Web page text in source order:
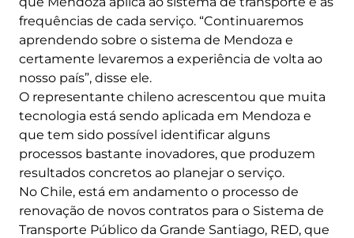
frequências de cada serviço. “Continuaremos
aprendendo sobre o sistema de Mendoza e
certamente levaremos a experiência de volta ao
nosso país”, disse ele.
O representante chileno acrescentou que muita
tecnologia está sendo aplicada em Mendoza e
que tem sido possível identificar alguns
processos bastante inovadores, que produzem
resultados concretos ao planejar o serviço.
No Chile, está em andamento o processo de
renovação de novos contratos para o Sistema de
Transporte Público da Grande Santiago, RED, que